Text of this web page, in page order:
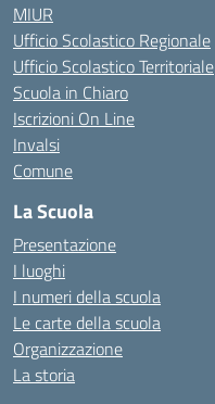
MIUR
Ufficio Scolastico Regionale
Ufficio Scolastico Territoriale
Scuola in Chiaro
Iscrizioni On Line
Invalsi
Comune
La Scuola
Presentazione
I luoghi
I numeri della scuola
Le carte della scuola
Organizzazione
La storia